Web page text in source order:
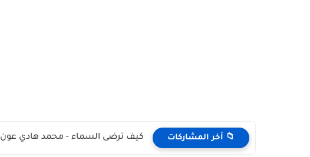
📁 أخر المشاركات كيف ترضى السماء - محمد هادي عون